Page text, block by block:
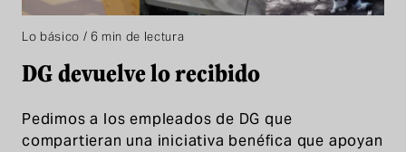
Lo básico / 6 min de lectura
DG devuelve lo recibido
Pedimos a los empleados de DG que
compartieran una iniciativa benéfica que apoyan